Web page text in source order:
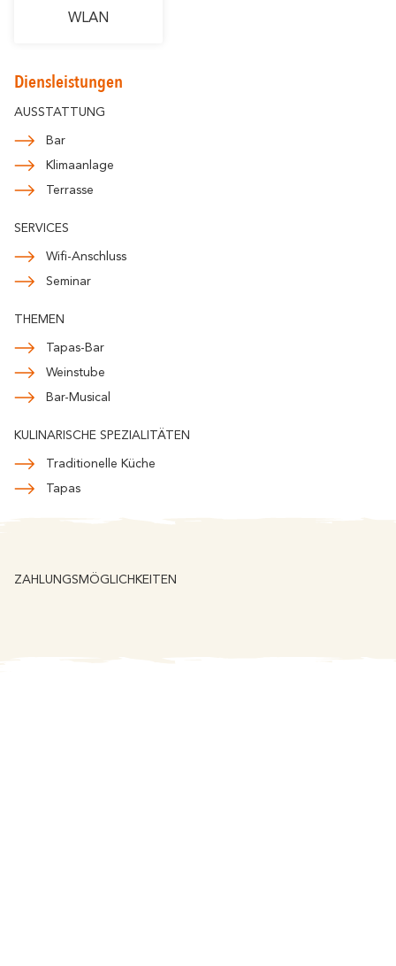
WLAN
Diensleistungen
AUSSTATTUNG
Bar
Klimaanlage
Terrasse
SERVICES
Wifi-Anschluss
Seminar
THEMEN
Tapas-Bar
Weinstube
Bar-Musical
KULINARISCHE SPEZIALITÄTEN
Traditionelle Küche
Tapas
ZAHLUNGSMÖGLICHKEITEN